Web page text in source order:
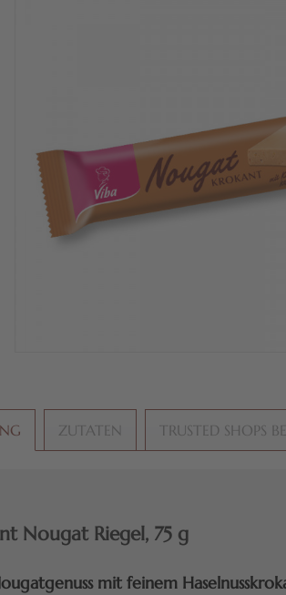
ZUTATEN TRUSTED SHOPS
Nougat Riegel, 75 g
mit feinem